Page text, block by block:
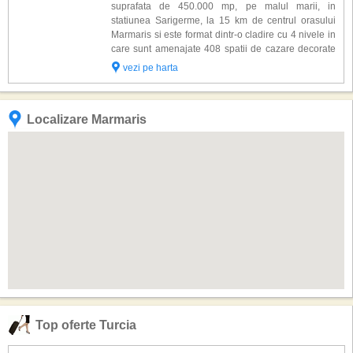
suprafata de 450.000 mp, pe malul marii, in
statiunea Sarigerme, la 15 km de centrul orasului
Marmaris si este format dintr-o cladire cu 4 nivele in
care sunt amenajate 408 spatii de cazare decorate
elegant si dotate cu: baie proprie, uscator de par, aer
vezi pe harta
Localizare Marmaris
Top oferte Turcia